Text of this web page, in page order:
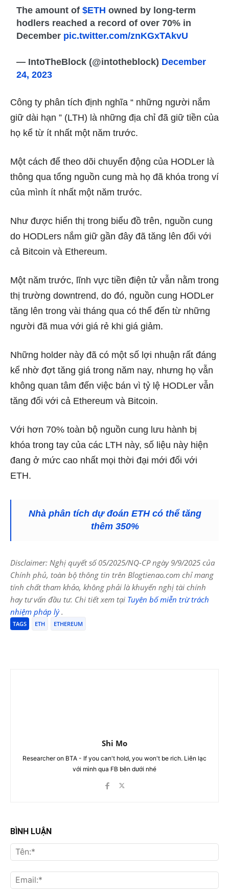
The amount of$ETH owned by long-term
hodlers reached a record of over 70% in
December pic.twitter.com/znKGxTAkvU
— IntoTheBlock (@intotheblock) December
24, 2023
Công ty phân tích định nghĩa “ những người nắm
giữ dài hạn ” (LTH) là những địa chỉ đã giữ tiền của
họ kể từ ít nhất một năm trước.
Một cách để theo dõi chuyển động của HODLer là
thông qua tổng nguồn cung mà họ đã khóa trong ví
của mình ít nhất một năm trước.
Như được hiển thị trong biểu đồ trên, nguồn cung
do HODLers nắm giữ gần đây đã tăng lên đối với
cả Bitcoin và Ethereum.
Một năm trước, lĩnh vực tiền điện tử vẫn nằm trong
thị trường downtrend, do đó, nguồn cung HODLer
tăng lên trong vài tháng qua có thể đến từ những
người đã mua với giá rẻ khi giá giảm.
Những holder này đã có một số lợi nhuận rất đáng
kể nhờ đợt tăng giá trong năm nay, nhưng họ vẫn
không quan tâm đến việc bán vì tỷ lệ HODLer vẫn
tăng đối với cả Ethereum và Bitcoin.
Với hơn 70% toàn bộ nguồn cung lưu hành bị
khóa trong tay của các LTH này, số liệu này hiện
đang ở mức cao nhất mọi thời đại mới đối với
ETH.
Nhà phân tích dự đoán ETH có thể tăng
thêm 350%
Disclaimer: Nghị quyết số 05/2025/NQ-CP ngày 9/9/2025 của
Chính phủ, toàn bộ thông tin trên Blogtienao.com chỉ mang
tính chất tham khảo, không phải là khuyến nghị tài chính
hay tư vấn đầu tư. Chi tiết xem tại Tuyên bố miễn trừ trách
nhiệm pháp lý.
TAGS ETH ETHEREUM
Shi Mo
Researcher on BTA - If you can't hold, you won't be rich. Liên lạc
với mình qua FB bên dưới nhé
BÌNH LUẬN